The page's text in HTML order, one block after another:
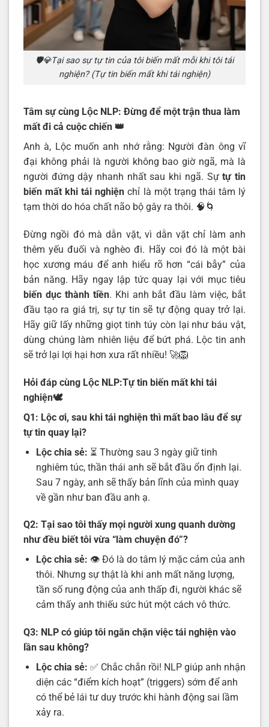
🛡️💎Tại sao sự tự tin của tôi biến mất mỗi khi tôi tái
nghiện? (Tự tin biến mất khi tái nghiện)
Tâm sự cùng Lộc NLP: Đừng để một trận thua làm
mất đi cả cuộc chiến 👑
Anh à, Lộc muốn anh nhớ rằng: Người đàn ông vĩ
đại không phải là người không bao giờ ngã, mà là
người đứng dậy nhanh nhất sau khi ngã. Sựtự tin
biến mất khi tái nghiện chỉ là một trạng thái tâm lý
tạm thời do hóa chất não bộ gây ra thôi. 🧠🌀
Đừng ngồi đó mà dằn vặt, vì dằn vặt chỉ làm anh
thêm yếu đuối và nghèo đi. Hãy coi đó là một bài
học xương máu để anh hiểu rõ hơn “cái bẫy” của
bản năng. Hãy ngay lập tức quay lại với mục tiêu
biến dục thành tiền. Khi anh bắt đầu làm việc, bắt
đầu tạo ra giá trị, sự tự tin sẽ tự động quay trở lại.
Hãy giữ lấy những giọt tinh túy còn lại như báu vật,
dùng chúng làm nhiên liệu để bứt phá. Lộc tin anh
sẽ trở lại lợi hại hơn xưa rất nhiều! 🚀🦁
Hỏi đáp cùng Lộc NLP:Tự tin biến mất khi tái
nghiện🕊️
Q1: Lộc ơi, sau khi tái nghiện thì mất bao lâu để sự
tự tin quay lại?
Lộc chia sẻ: ⏳ Thường sau 3 ngày giữ tinh
nghiêm túc, thần thái anh sẽ bắt đầu ổn định lại.
Sau 7 ngày, anh sẽ thấy bản lĩnh của mình quay
về gần như ban đầu anh ạ.
Q2: Tại sao tôi thấy mọi người xung quanh dường
như đều biết tôi vừa “làm chuyện đó”?
Lộc chia sẻ: 👁️ Đó là do tâm lý mặc cảm của anh
thôi. Nhưng sự thật là khi anh mất năng lượng,
tần số rung động của anh thấp đi, người khác sẽ
cảm thấy anh thiếu sức hút một cách vô thức.
Q3: NLP có giúp tôi ngăn chặn việc tái nghiện vào
lần sau không?
Lộc chia sẻ: ✅ Chắc chắn rồi! NLP giúp anh nhận
diện các “điểm kích hoạt” (triggers) sớm để anh
có thể bẻ lái tư duy trước khi hành động sai lầm
xảy ra.